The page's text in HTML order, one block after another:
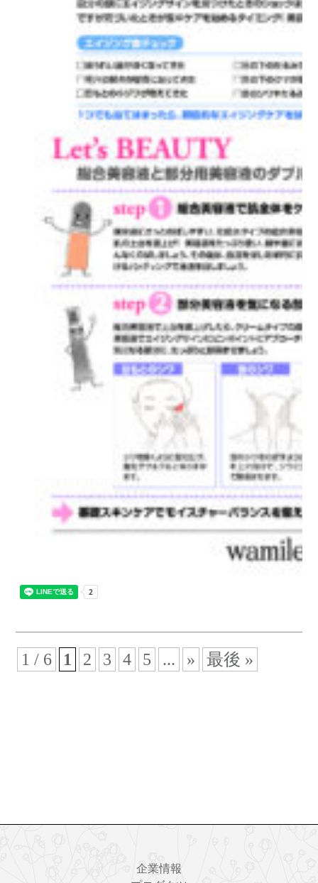
1 / 6 1 2 3 4 5 ... » 最後 »
企業情報